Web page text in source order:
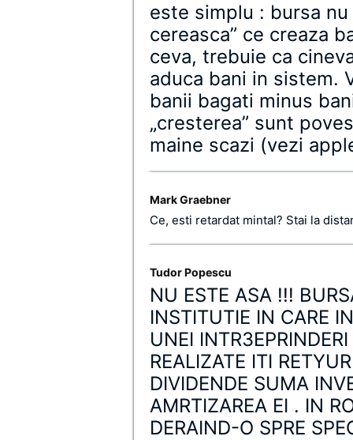
este simplu : bursa
cereasca” ce creaza
ceva, trebuie ca
aduca bani in sistem.
banii bagati minus
„cresterea” sunt
maine scazi (vezi
Mark Graebner
Ce, esti retardat mintal? Stai la
Tudor Popescu
NU ESTE ASA !!!
INSTITUTIE IN CARE
UNEI
REALIZATE ITI
DIVIDENDE SUMA
AMRTIZAREA EI . IN
DERAIND-O SPRE